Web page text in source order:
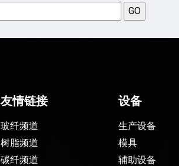
友情链接
玻纤频道
树脂频道
碳纤频道
设备
生产设备
模具
辅助设备